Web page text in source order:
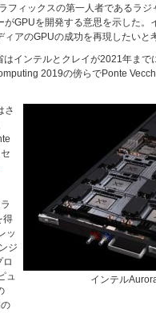
フィックスの第一人者であるラジ
がGPUを開発する意思を示した。
アのGPUの成功を再現したいと
インテルとクレイが2021年まで
2019の傍らでPonte
インテル
さ
得
ッ
ジ
ロ
ュ